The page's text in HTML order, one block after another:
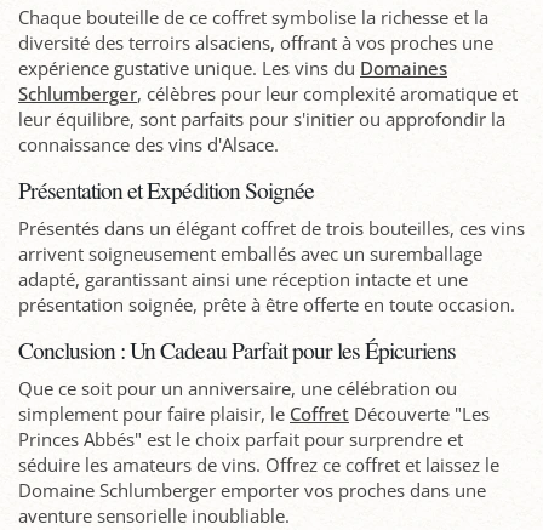
Chaque bouteille de ce coffret symbolise la richesse et la
diversité des terroirs alsaciens, offrant à vos proches une
expérience gustative unique. Les vins du Domaines
Schlumberger, célèbres pour leur complexité aromatique et
leur équilibre, sont parfaits pour s'initier ou approfondir la
connaissance des vins d'Alsace.
Présentation et Expédition Soignée
Présentés dans un élégant coffret de trois bouteilles, ces vins
arrivent soigneusement emballés avec un suremballage
adapté, garantissant ainsi une réception intacte et une
présentation soignée, prête à être offerte en toute occasion.
Conclusion : Un Cadeau Parfait pour les Épicuriens
Que ce soit pour un anniversaire, une célébration ou
simplement pour faire plaisir, le Coffret Découverte "Les
Princes Abbés" est le choix parfait pour surprendre et
séduire les amateurs de vins. Offrez ce coffret et laissez le
Domaine Schlumberger emporter vos proches dans une
aventure sensorielle inoubliable.